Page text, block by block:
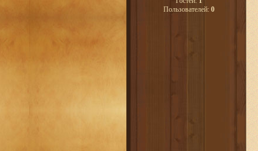
Пользователей: 0